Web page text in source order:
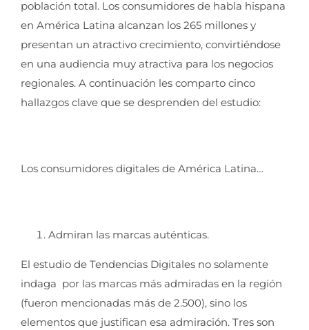
población total. Los consumidores de habla hispana
en América Latina alcanzan los 265 millones y
presentan un atractivo crecimiento, convirtiéndose
en una audiencia muy atractiva para los negocios
regionales. A continuación les comparto cinco
hallazgos clave que se desprenden del estudio:
Los consumidores digitales de América Latina…
Admiran las marcas auténticas.
El estudio de Tendencias Digitales no solamente
indaga por las marcas más admiradas en la región
(fueron mencionadas más de 2.500), sino los
elementos que justifican esa admiración. Tres son